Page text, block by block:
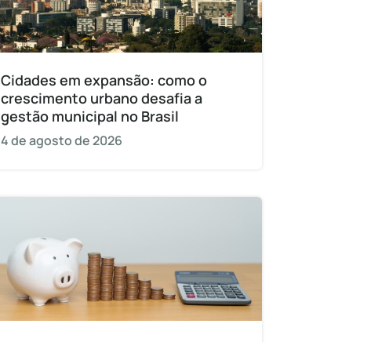
Cidades em expansão: como o
crescimento urbano desafia a
gestão municipal no Brasil
4 de agosto de 2026